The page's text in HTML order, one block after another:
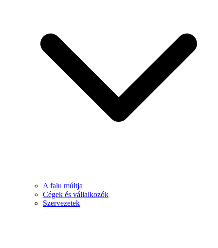
A falu múltja
Cégek és vállalkozók
Szervezetek